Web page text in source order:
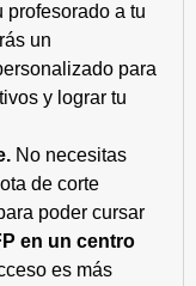
profesorado a tu
un
para
y lograr tu
No necesitas
de corte
poder cursar
en un centro
es más